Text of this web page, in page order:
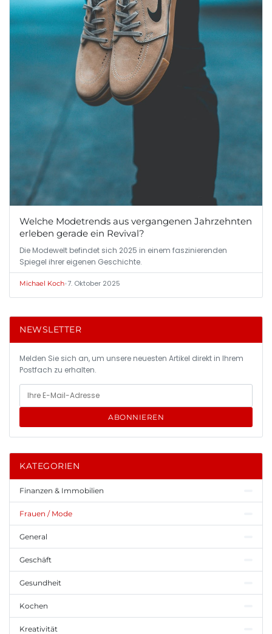
Welche Modetrends aus vergangenen Jahrzehnten
erleben gerade ein Revival?
Die Modewelt befindet sich 2025 in einem faszinierenden
Spiegel ihrer eigenen Geschichte.
Michael Koch•7. Oktober 2025
NEWSLETTER
Melden Sie sich an, um unsere neuesten Artikel direkt in Ihrem
Postfach zu erhalten.
ABONNIEREN
KATEGORIEN
Finanzen & Immobilien
Frauen / Mode
General
Geschäft
Gesundheit
Kochen
Kreativität